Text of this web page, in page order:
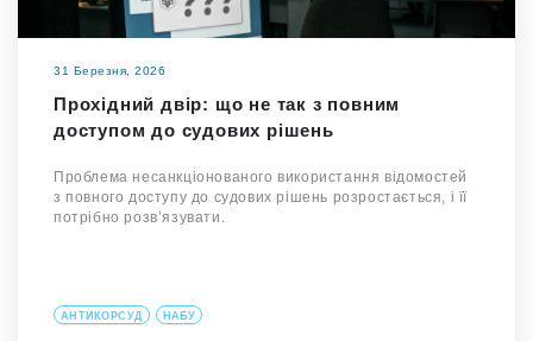
31 Березня, 2026
Прохідний двір: що не так з повним
доступом до судових рішень
Проблема несанкціонованого використання відомостей
з повного доступу до судових рішень розростається, і її
потрібно розв’язувати.
АНТИКОРСУД НАБУ